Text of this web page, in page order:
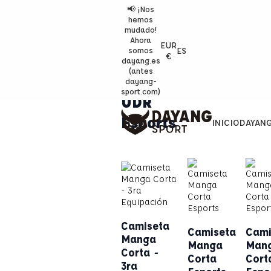
📢 ¡Nos
hemos
mudado!
Ahora
somos
dayang.es
(antes
dayang-
sport.com)
EUR
€ ES
INICIO
UDR
Esports
Camiseta
Manga
Corta -
3ra
Camiseta
Manga
Corta